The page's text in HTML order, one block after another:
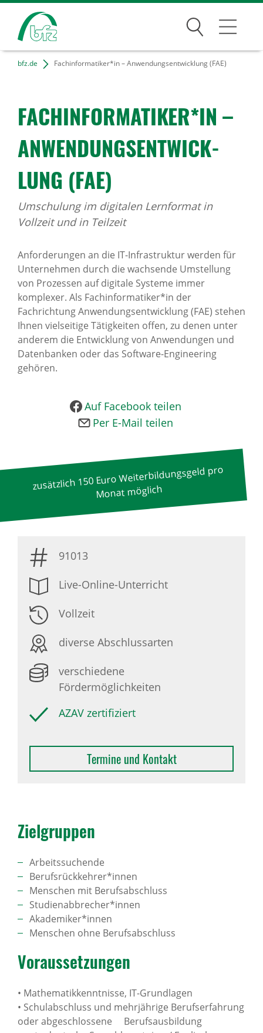
Suchen
Bildungsangebote
Karriere
Über uns
Standorte
News Archiv
bfz.de Fachinformatiker*in – Anwendungsentwicklung (FAE)
FACH­IN­FOR­MA­TIKER*IN –
ANWEN­DUNGS­ENT­WICK­
LUNG (FAE)
Umschulung im digitalen Lernformat in
Vollzeit und in Teilzeit
Anforderungen an die IT-Infrastruktur werden für
Unternehmen durch die wachsende Umstellung
von Prozessen auf digitale Systeme immer
komplexer. Als Fachinformatiker*in der
Fachrichtung Anwendungsentwicklung (FAE) stehen
Ihnen vielseitige Tätigkeiten offen, zu denen unter
anderem die Entwicklung von Anwendungen und
Datenbanken oder das Software-Engineering
gehören.
Auf Facebook teilen
Per E-Mail teilen
zusätzlich 150 Euro Weiterbildungsgeld pro
Monat möglich
91013
Live-Online-Unterricht
Vollzeit
diverse Abschlussarten
verschiedene
Fördermöglichkeiten
AZAV zertifiziert
Termine und Kontakt
Ziel­gruppen
Arbeitssuchende
Berufsrückkehrer*innen
Menschen mit Berufsabschluss
Studienabbrecher*innen
Akademiker*innen
Menschen ohne Berufsabschluss
Voraus­set­zungen
• Mathematikkenntnisse, IT-Grundlagen
• Schulabschluss und mehrjährige Berufserfahrung
oder abgeschlossene Berufsausbildung